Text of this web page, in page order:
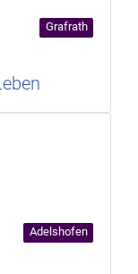
Grafrath
Adelshofen